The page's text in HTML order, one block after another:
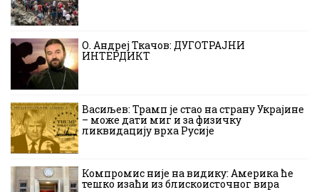
О. Андреј Ткачов: ДУГОТРАЈНИ
ИНТЕРДИКТ
Васиљев: Трамп је стао на страну Украјине
– може дати миг и за физичку
ликвидацију врха Русије
Компромис није на видику: Америка ће
тешко изаћи из блискоисточног вира